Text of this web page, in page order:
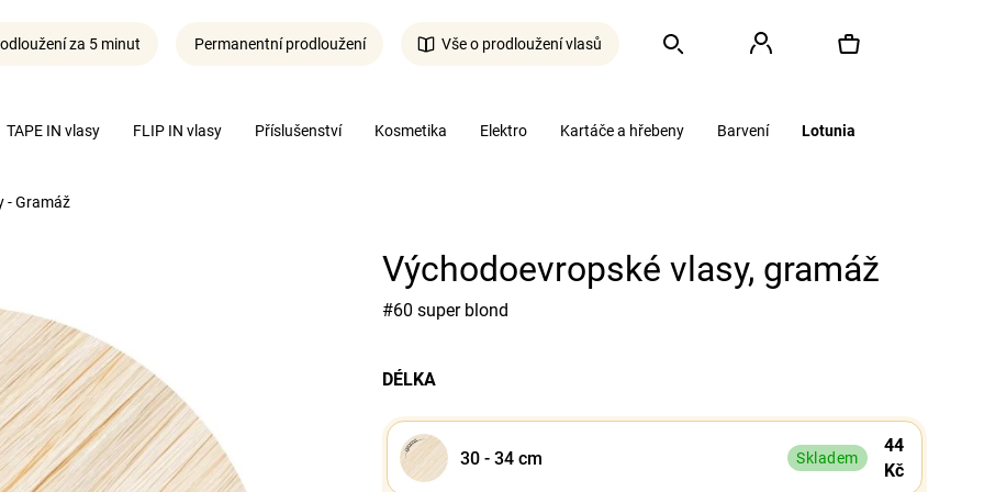
TAPE IN vlasy FLIP IN vlasy Příslušenství Kosmetika Elektro Kartáče a hřebeny Barvení Lotunia
za 5 minut Permanentní prodloužení Vše o prodloužení vlasů
Hledat PřihlášeníNákupní
- Gramáž
Východoevropské vlasy, gramáž
#60 super blond
DÉLKA
30 - 34 cm Skladem
44
Kč
Co potřebujete najít?